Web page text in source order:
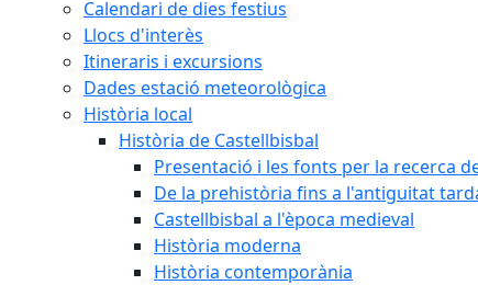
Calendari de dies festius
Llocs d'interès
Itineraris i excursions
Dades estació meteorològica
Història local
Història de Castellbisbal
Presentació i les fonts per la recerca
De la prehistòria fins a l'antiguitat
Castellbisbal a l'època medieval
Història moderna
Història contemporània